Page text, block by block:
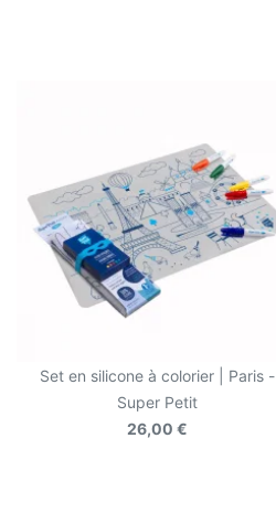
Set en silicone à colorier | Paris -
Super Petit
26,00 €